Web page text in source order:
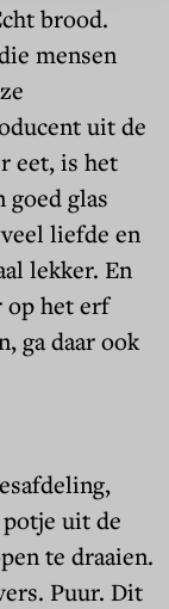
brood.
mensen
uit de
eet, is het
glas
liefde en
lekker. En
op het erf
ga daar ook
uit de
te draaien.
Puur. Dit